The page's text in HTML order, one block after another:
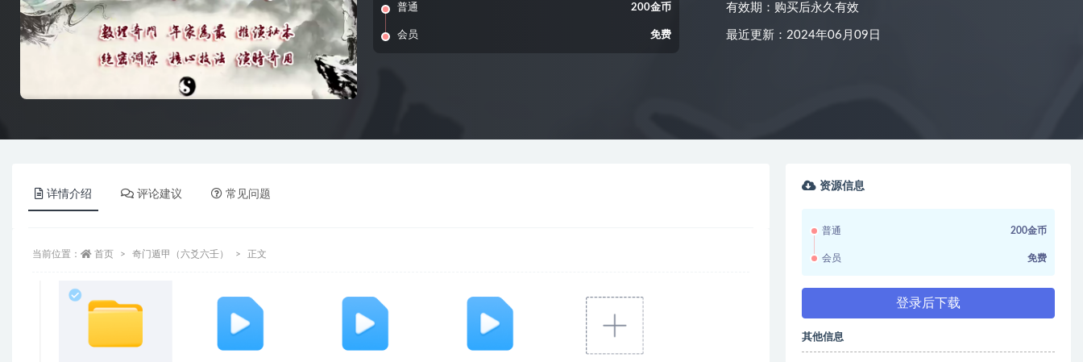
普通 200金币
会员 免费
有效期：购买后永久有效
最近更新：2024年06月09日
详情介绍 评论建议 常见问题
当前位置： 首页 奇门遁甲（六爻六壬） 正文
资源信息
普通 200金币
会员 免费
登录后下载
其他信息